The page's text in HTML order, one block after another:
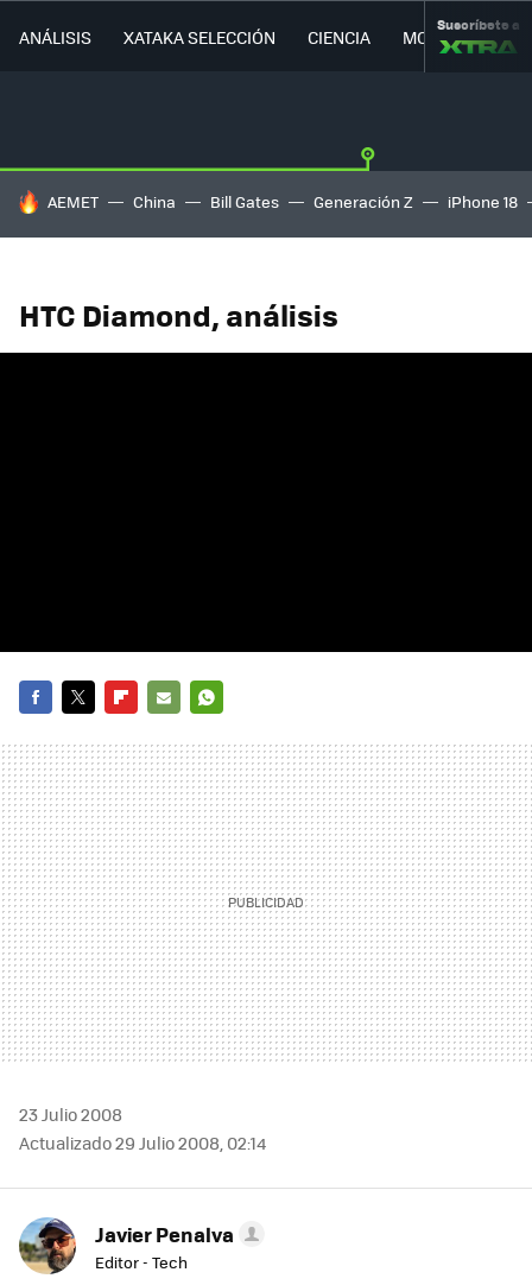
ANÁLISIS XATAKA SELECCIÓN CIENCIA MOVILIDAD
Suscríbete a
HOY SE HABLA DE
AEMET China Bill Gates Generación Z iPhone 18
HTC Diamond, análisis
MAIL
23 Julio 2008
Actualizado 29 Julio 2008, 02:14
Javier Penalva
Editor - Tech